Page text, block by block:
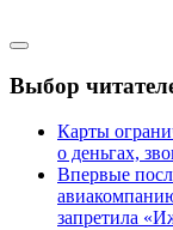
Выбор
Карты
о деньгах,
Впервые
запретила